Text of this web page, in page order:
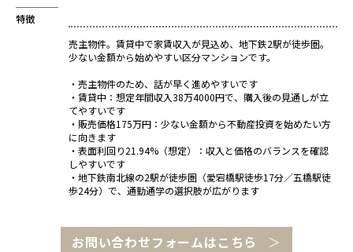
特徴
売主物件。賃貸中で家賃収入が見込め、地下鉄2駅が徒歩圏。
少ない金額から始めやすい区分マンションです。
・売主物件のため、話が早く進めやすいです
・賃貸中：想定年間収入38万4000円で、購入後の見通しが立
てやすいです
・販売価格175万円：少ない金額から不動産投資を始めたい方
に向きます
・表面利回り21.94%（想定）：収入と価格のバランスを確認
しやすいです
・地下鉄南北線の2駅が徒歩圏（愛宕橋駅徒歩17分／五橋駅徒
歩24分）で、通勤通学の選択肢が広がります
お問い合わせフォームはこちら